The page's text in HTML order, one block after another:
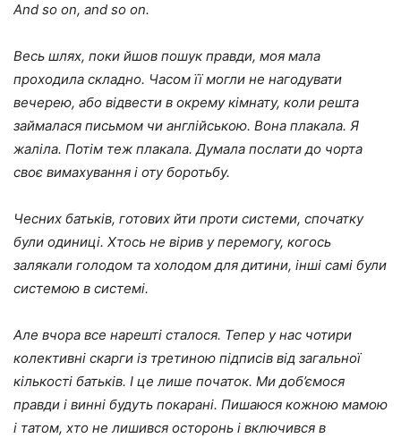
And so on, and so on.
Весь шлях, поки йшов пошук правди, моя мала
проходила складно. Часом її могли не нагодувати
вечерею, або відвести в окрему кімнату, коли решта
займалася письмом чи англійською. Вона плакала. Я
жаліла. Потім теж плакала. Думала послати до чорта
своє вимахування і оту боротьбу.
Чесних батьків, готових йти проти системи, спочатку
були одиниці. Хтось не вірив у перемогу, когось
залякали голодом та холодом для дитини, інші самі були
системою в системі.
Але вчора все нарешті сталося. Тепер у нас чотири
колективні скарги із третиною підписів від загальної
кількості батьків. І це лише початок. Ми доб’ємося
правди і винні будуть покарані. Пишаюся кожною мамою
і татом, хто не лишився осторонь і включився в